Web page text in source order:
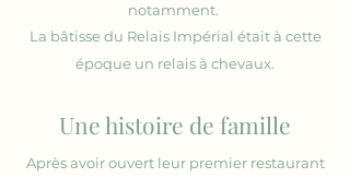
notamment.
La bâtisse du Relais Impérial était à cette
époque un relais à chevaux.
Une histoire de famille
Après avoir ouvert leur premier restaurant